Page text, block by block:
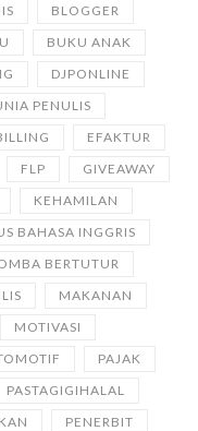
BLOGGER
BUKU ANAK
DJPONLINE
PENULIS
EFAKTUR
FLP
GIVEAWAY
KEHAMILAN
BAHASA INGGRIS
BERTUTUR
MAKANAN
MOTIVASI
PAJAK
PASTAGIGIHALAL
PENERBIT